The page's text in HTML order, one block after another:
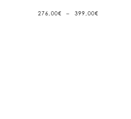
276,00€ – 399,00€PLAGE
DE